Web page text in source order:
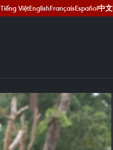
Tiếng ViệtEnglishFrançaisEspañol中文